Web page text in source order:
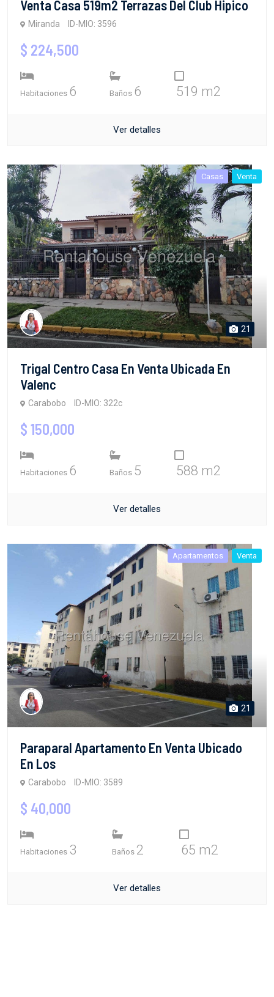
Venta Casa 519m2 Terrazas Del Club Hipico
Miranda ID-MIO: 3596
$ 224,500
Habitaciones 6 Baños 6 519 m2
Ver detalles
Casas Venta
21
Trigal Centro Casa En Venta Ubicada En
Valenc
Carabobo ID-MIO: 322c
$ 150,000
Habitaciones 6 Baños 5 588 m2
Ver detalles
Apartamentos Venta
21
Paraparal Apartamento En Venta Ubicado
En Los
Carabobo ID-MIO: 3589
$ 40,000
Habitaciones 3 Baños 2 65 m2
Ver detalles